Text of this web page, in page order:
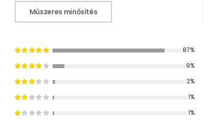
Műszeres minősítés
87%
9%
2%
1%
1%